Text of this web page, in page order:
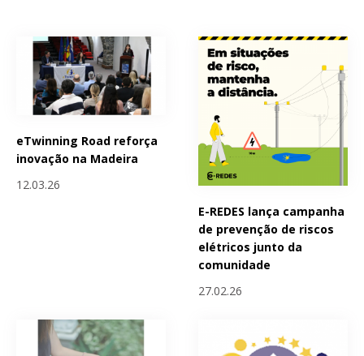
eTwinning Road reforça
inovação na Madeira
12.03.26
E-REDES lança campanha
de prevenção de riscos
elétricos junto da
comunidade
27.02.26
Páginas